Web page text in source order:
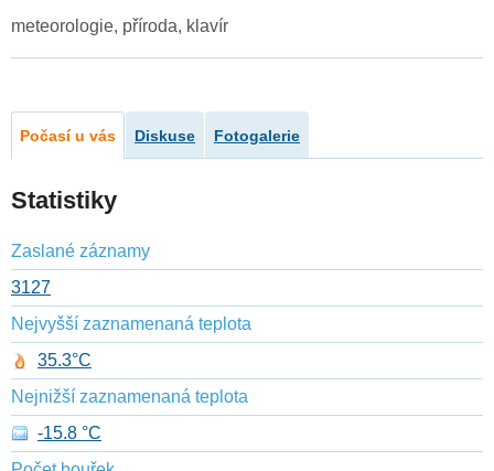
meteorologie, příroda, klavír
Počasí u vás Diskuse Fotogalerie
Statistiky
Zaslané záznamy
3127
Nejvyšší zaznamenaná teplota
35.3°C
Nejnižší zaznamenaná teplota
-15.8 °C